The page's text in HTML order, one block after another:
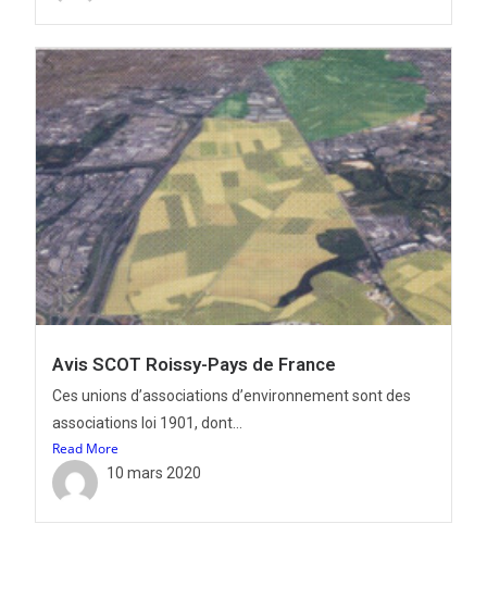
Avis SCOT Roissy-Pays de France
Ces unions d’associations d’environnement sont des
associations loi 1901, dont...
Read More
10 mars 2020